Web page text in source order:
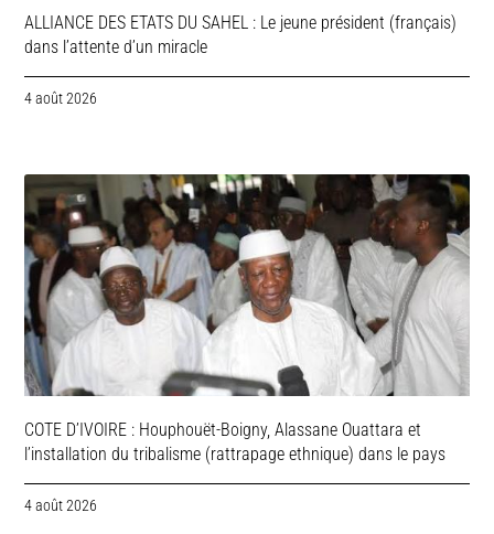
ALLIANCE DES ETATS DU SAHEL : Le jeune président (français)
dans l’attente d’un miracle
4 août 2026
COTE D’IVOIRE : Houphouët-Boigny, Alassane Ouattara et
l’installation du tribalisme (rattrapage ethnique) dans le pays
4 août 2026